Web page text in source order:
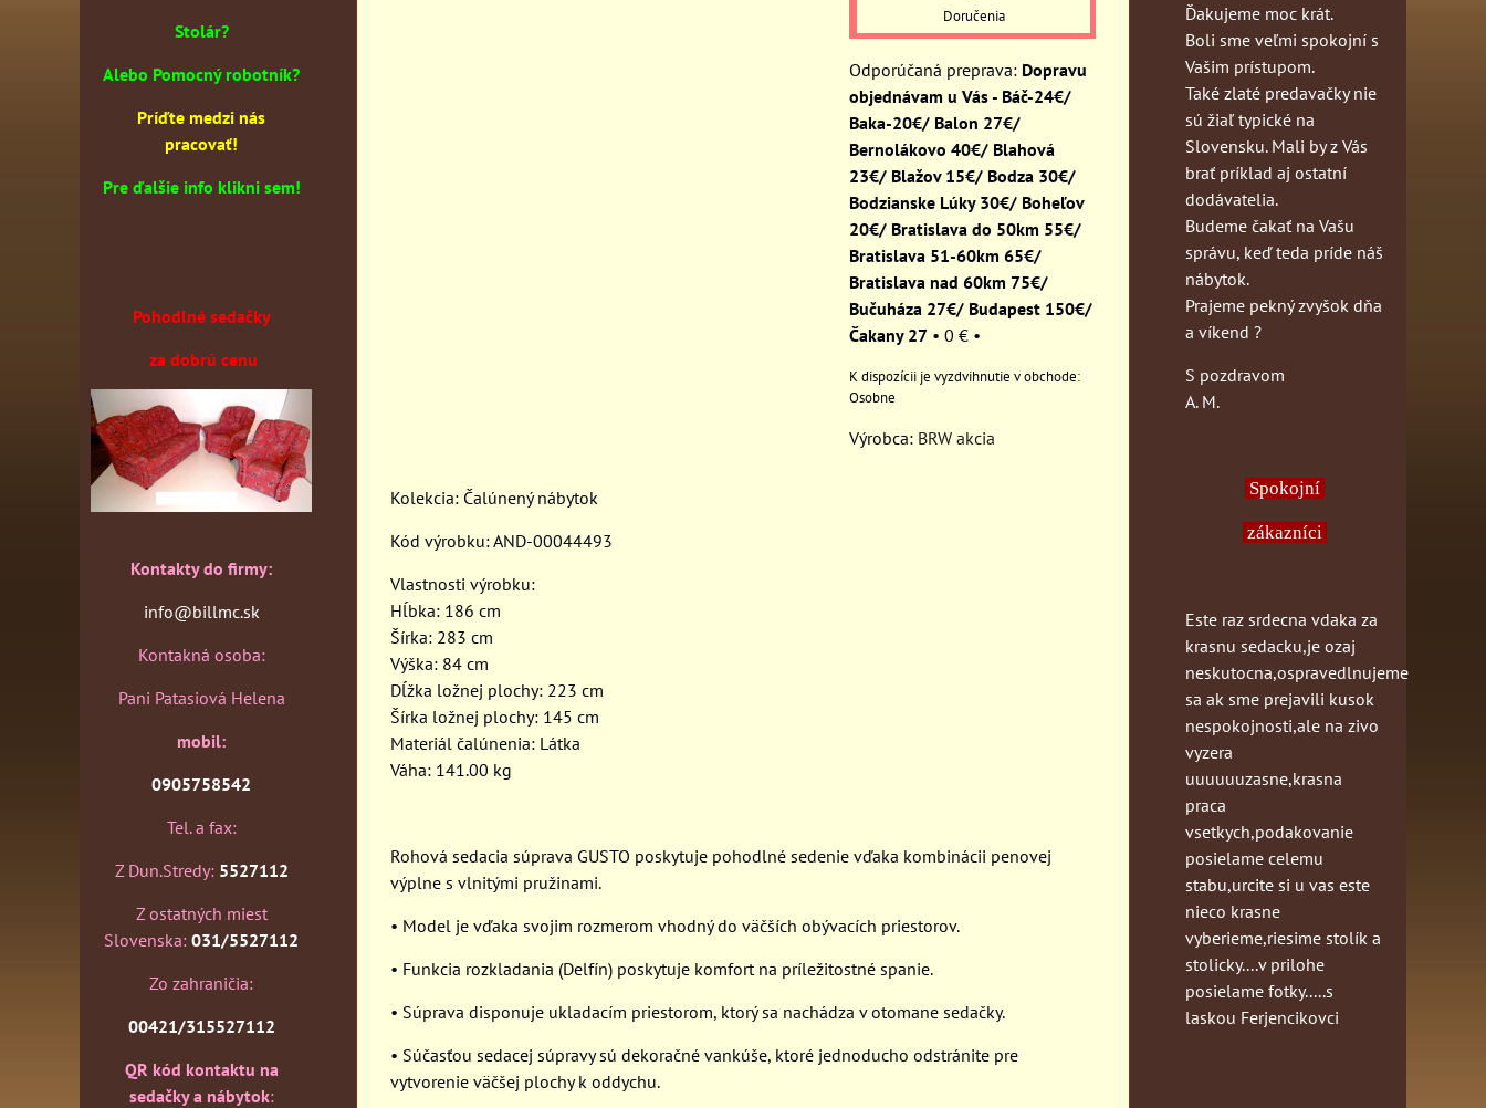
Doručenia
Dopravu
objednávam u Vás - Báč-24€/
Baka-20€/ Balon 27€/
Bernolákovo 40€/ Blahová
23€/ Blažov 15€/ Bodza 30€/
Bodzianske Lúky 30€/ Boheľov
20€/ Bratislava do 50km 55€/
Bratislava 51-60km 65€/
Bratislava nad 60km 75€/
Bučuháza 27€/ Budapest 150€/
Čakany 27 • 0 € •
Osobne
Výrobca: BRW akcia
Kolekcia: Čalúnený nábytok
Kód výrobku: AND-00044493
Vlastnosti výrobku:
Hĺbka: 186 cm
Šírka: 283 cm
Výška: 84 cm
Dĺžka ložnej plochy: 223 cm
Šírka ložnej plochy: 145 cm
Materiál čalúnenia: Látka
Váha: 141.00 kg
Rohová sedacia súprava GUSTO poskytuje pohodlné sedenie vďaka kombinácii penovej
výplne s vlnitými pružinami.
• Model je vďaka svojim rozmerom vhodný do väčších obývacích priestorov.
• Funkcia rozkladania (Delfín) poskytuje komfort na príležitostné spanie.
• Súprava disponuje ukladacím priestorom, ktorý sa nachádza v otomane sedačky.
• Súčasťou sedacej súpravy sú dekoračné vankúše, ktoré jednoducho odstránite pre
vytvorenie väčšej plochy k oddychu.
Stolár?
Alebo Pomocný robotník?
Príďte medzi nás
pracovať!
Pre ďalšie info klikni sem!
Pohodlné sedačky
za dobrú cenu
Kontakty do firmy:
info@billmc.sk
Kontakná osoba:
Pani Patasiová Helena
mobil:
0905758542
Tel. a fax:
Z Dun.Stredy: 5527112
Z ostatných miest
Slovenska: 031/5527112
Zo zahraničia:
00421/315527112
QR kód kontaktu na
sedačky a nábytok:
Ďakujeme moc krát.
Boli sme veľmi spokojní s
Vašim prístupom.
Také zlaté predavačky nie
sú žiaľ typické na
Slovensku. Mali by z Vás
brať príklad aj ostatní
dodávatelia.
Budeme čakať na Vašu
správu, keď teda príde náš
nábytok.
Prajeme pekný zvyšok dňa
a víkend ?
S pozdravom
A. M.
Spokojní
zákazníci
Este raz srdecna vdaka za
krasnu sedacku,je ozaj
neskutocna,ospravedlnujeme
sa ak sme prejavili kusok
nespokojnosti,ale na zivo
vyzera
uuuuuuzasne,krasna
praca
vsetkych,podakovanie
posielame celemu
stabu,urcite si u vas este
nieco krasne
vyberieme,riesime stolík a
stolicky....v prilohe
posielame fotky.....s
laskou Ferjencikovci